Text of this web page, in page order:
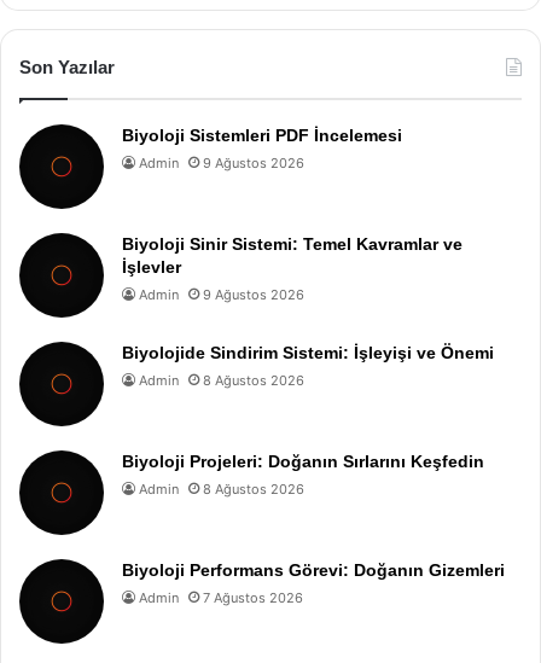
Son Yazılar
Biyoloji Sistemleri PDF İncelemesi
Admin 9 Ağustos 2026
Biyoloji Sinir Sistemi: Temel Kavramlar ve
İşlevler
Admin 9 Ağustos 2026
Biyolojide Sindirim Sistemi: İşleyişi ve Önemi
Admin 8 Ağustos 2026
Biyoloji Projeleri: Doğanın Sırlarını Keşfedin
Admin 8 Ağustos 2026
Biyoloji Performans Görevi: Doğanın Gizemleri
Admin 7 Ağustos 2026